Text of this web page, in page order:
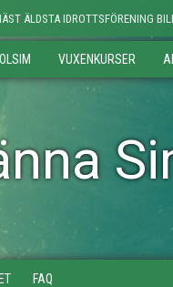
ÄLDSTA IDROTTSFÖRENING
VUXENKURSER
FAQ